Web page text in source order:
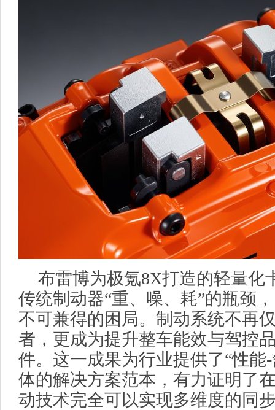
布雷博为极氪8X打造的轻量化
传统制动器“重、噪、耗”的瓶颈
不可兼得的困局。制动系统不再
者，更成为提升整车能效与驾控
件。这一成果为行业提供了“性能
体的解决方案范本，有力证明了
动技术完全可以实现多维度的同